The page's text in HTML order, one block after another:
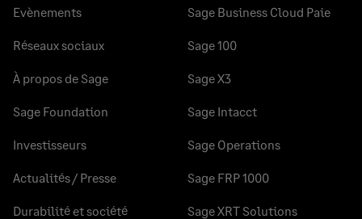
Evènements
Réseaux sociaux
À propos de Sage
Sage Foundation
Investisseurs
Actualités / Presse
Durabilité et société
Sage Business Cloud Paie
Sage 100
Sage X3
Sage Intacct
Sage Operations
Sage FRP 1000
Sage XRT Solutions